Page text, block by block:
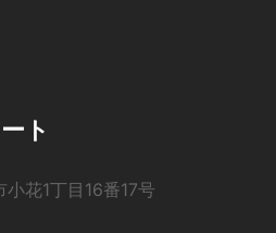
ト
花1丁目16番17号